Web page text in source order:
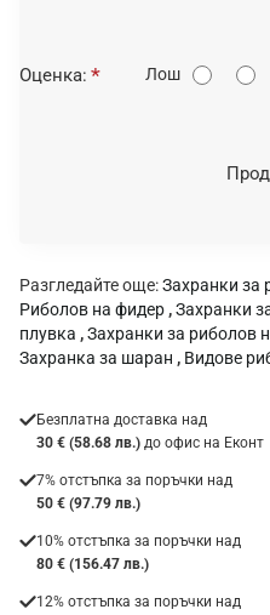
О
Оценка: Лош
Разгледайте още:Захранки за
Риболов на фидер ,Захранки
плувка ,Захранки за риболов
Захранка за шаран , Видове
Безплатна доставка над
30 € (58.68 лв.) до офис на Еконт
7% отстъпка за поръчки над
50 € (97.79 лв.)
10% отстъпка за поръчки над
80 € (156.47 лв.)
12% отстъпка за поръчки над